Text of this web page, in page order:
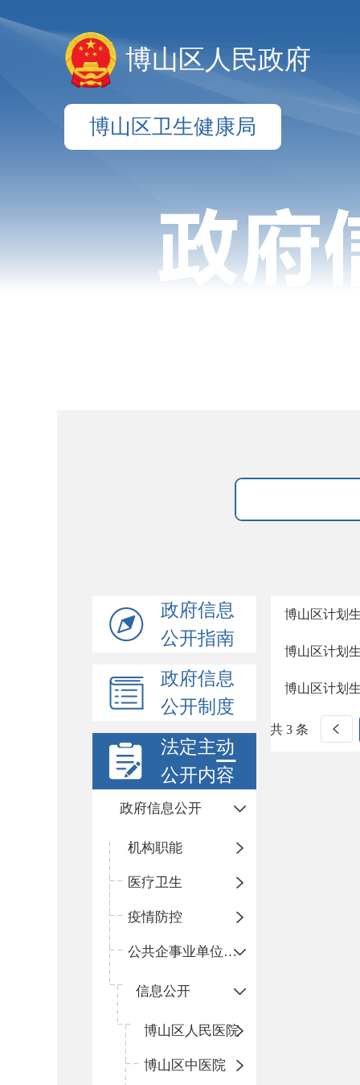
博山区人民政府
博山区卫生健康局
政府信息
公开指南
政府信息
公开制度
法定主动
公开内容
政府信息公开
机构职能
医疗卫生
疫情防控
公共企事业单位信息公开
信息公开
​博山区人民医院
博山区中医院
博山区计划
博山区计划
博山区计划
共 3 条